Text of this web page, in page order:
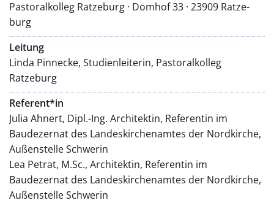
Pastoralkolleg Ratzeburg · Domhof 33 · 23909 Ratze­
burg
Leitung
Linda Pinnecke, Studienleiterin, Pastoralkolleg
Ratzeburg
Referent*in
Julia Ahnert, Dipl.-Ing. Architektin, Referentin im
Baudezernat des Landeskirchenamtes der Nordkirche,
Außenstelle Schwerin
Lea Petrat, M.Sc., Architektin, Referentin im
Baudezernat des Landeskirchenamtes der Nordkirche,
Außenstelle Schwerin